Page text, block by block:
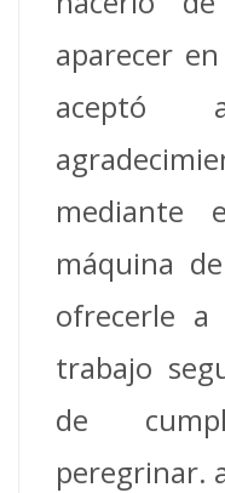
aparecer
aceptó
mediante
máquina
ofrecerle
trabajo
de
peregrinar.